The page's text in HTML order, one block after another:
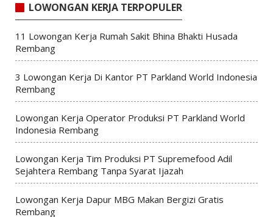
LOWONGAN KERJA TERPOPULER
11 Lowongan Kerja Rumah Sakit Bhina Bhakti Husada
Rembang
3 Lowongan Kerja Di Kantor PT Parkland World Indonesia
Rembang
Lowongan Kerja Operator Produksi PT Parkland World
Indonesia Rembang
Lowongan Kerja Tim Produksi PT Supremefood Adil
Sejahtera Rembang Tanpa Syarat Ijazah
Lowongan Kerja Dapur MBG Makan Bergizi Gratis
Rembang